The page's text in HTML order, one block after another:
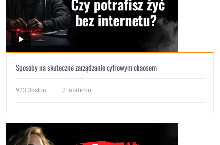
Sposoby na skuteczne zarządzanie cyfrowym chaosem
923 Odsłon 2 latatemu